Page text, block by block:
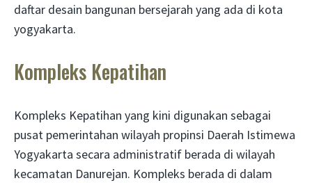
daftar desain bangunan bersejarah yang ada di kota
yogyakarta.
Kompleks Kepatihan
Kompleks Kepatihan yang kini digunakan sebagai
pusat pemerintahan wilayah propinsi Daerah Istimewa
Yogyakarta secara administratif berada di wilayah
kecamatan Danurejan. Kompleks berada di dalam